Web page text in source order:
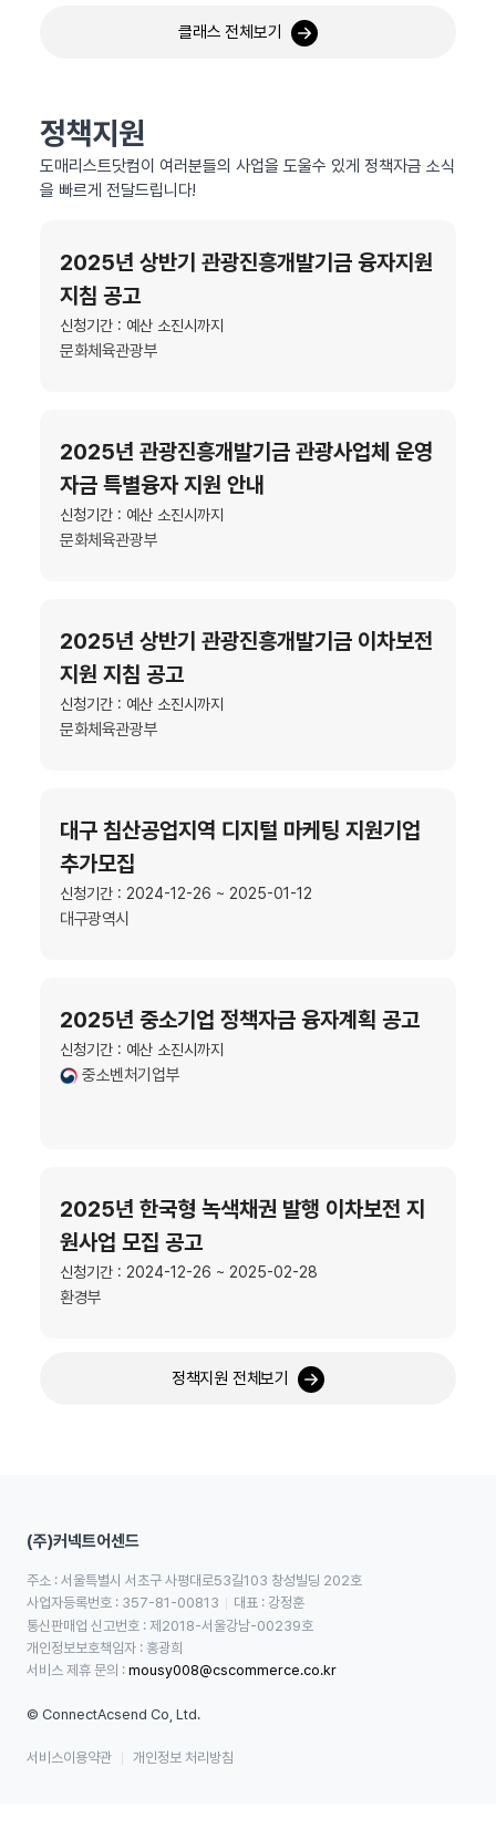
클래스 전체보기
정책지원
도매리스트닷컴이 여러분들의 사업을 도울수 있게 정책자금 소식
을 빠르게 전달드립니다!
2025년 상반기 관광진흥개발기금 융자지원
지침 공고
신청기간 : 예산 소진시까지
문화체육관광부
2025년 관광진흥개발기금 관광사업체 운영
자금 특별융자 지원 안내
신청기간 : 예산 소진시까지
문화체육관광부
2025년 상반기 관광진흥개발기금 이차보전
지원 지침 공고
신청기간 : 예산 소진시까지
문화체육관광부
대구 침산공업지역 디지털 마케팅 지원기업
추가모집
신청기간 : 2024-12-26 ~ 2025-01-12
대구광역시
2025년 중소기업 정책자금 융자계획 공고
신청기간 : 예산 소진시까지
중소벤처기업부
2025년 한국형 녹색채권 발행 이차보전 지
원사업 모집 공고
신청기간 : 2024-12-26 ~ 2025-02-28
환경부
정책지원 전체보기
(주)커넥트어센드
주소 : 서울특별시 서초구 사평대로53길103 창성빌딩 202호
사업자등록번호 : 357-81-00813
대표 : 강정훈
통신판매업 신고번호 : 제2018-서울강남-00239호
개인정보보호책임자 : 홍광희
서비스 제휴 문의 : mousy008@cscommerce.co.kr
© ConnectAcsend Co, Ltd.
서비스이용약관 개인정보 처리방침